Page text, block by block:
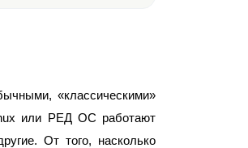
«классическими»
или РЕД ОС работают
От того, насколько